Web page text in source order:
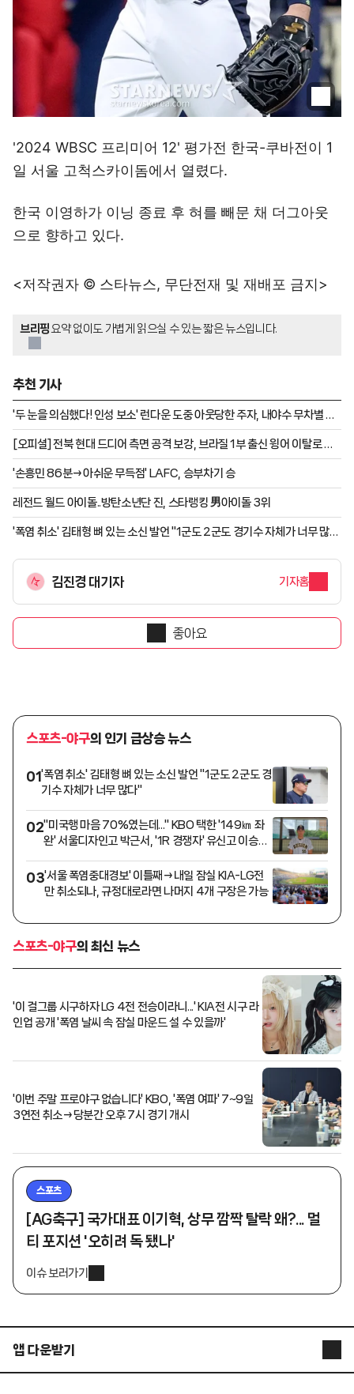
'2024 WBSC 프리미어 12' 평가전 한국-쿠바전이 1
일 서울 고척스카이돔에서 열렸다.
한국 이영하가 이닝 종료 후 혀를 빼문 채 더그아웃
으로 향하고 있다.
<저작권자 © 스타뉴스, 무단전재 및 재배포 금지>
브리핑요약 없이도 가볍게 읽으실 수 있는 짧은 뉴스입니다.
추천 기사
'두 눈을 의심했다! 인성 보소' 런다운 도중 아웃당한 주자, 내야수 무차별 폭
행→무기한 출장정지
[오피셜] 전북 현대 드디어 측면 공격 보강, 브라질 1부 출신 윙어 이탈로 영
입
'손흥민 86분→아쉬운 무득점' LAFC, 승부차기 승
레전드 월드 아이돌..방탄소년단 진, 스타랭킹 男아이돌 3위
'폭염 취소' 김태형 뼈 있는 소신 발언 "1군도 2군도 경기수 자체가 너무 많
김진경 대기자 기자홈
좋아요
스포츠-야구의 인기 급상승 뉴스
01'폭염 취소' 김태형 뼈 있는 소신 발언 "1군도 2군도 경
기수 자체가 너무 많다"
02"미국행 마음 70%였는데..." KBO 택한 '149㎞ 좌
완' 서울디자인고 박근서, '1R 경쟁자' 유신고 이승원
03'서울 폭염중대경보' 이틀째→내일 잠실 KIA-LG전
만 취소되나, 규정대로라면 나머지 4개 구장은 가능
스포츠-야구의 최신 뉴스
'이 걸그룹 시구하자 LG 4전 전승이라니...' KIA전 시구 라
인업 공개 '폭염 날씨 속 잠실 마운드 설 수 있을까'
'이번 주말 프로야구 없습니다' KBO, '폭염 여파' 7~9일
3연전 취소→당분간 오후 7시 경기 개시
스포츠
[AG축구] 국가대표 이기혁, 상무 깜짝 탈락 왜?... 멀
티 포지션 '오히려 독 됐나'
이슈 보러가기
앱 다운받기